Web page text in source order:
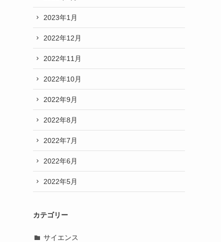
2023年1月
2022年12月
2022年11月
2022年10月
2022年9月
2022年8月
2022年7月
2022年6月
2022年5月
カテゴリー
サイエンス